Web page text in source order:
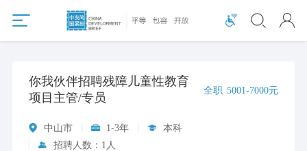
你我伙伴招聘残障儿童性教育
项目主管/专员
全职 5001-7000元
中山市 1-3年
本科
招聘人数：1人